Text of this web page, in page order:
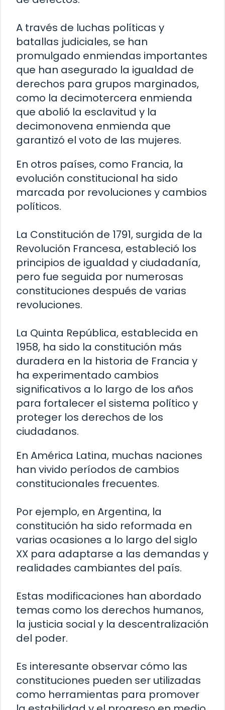
A través de luchas políticas y
batallas judiciales, se han
promulgado enmiendas importantes
que han asegurado la igualdad de
derechos para grupos marginados,
como la decimotercera enmienda
que abolió la esclavitud y la
decimonovena enmienda que
garantizó el voto de las mujeres.
En otros países, como Francia, la
evolución constitucional ha sido
marcada por revoluciones y cambios
políticos.
La Constitución de 1791, surgida de la
Revolución Francesa, estableció los
principios de igualdad y ciudadanía,
pero fue seguida por numerosas
constituciones después de varias
revoluciones.
La Quinta República, establecida en
1958, ha sido la constitución más
duradera en la historia de Francia y
ha experimentado cambios
significativos a lo largo de los años
para fortalecer el sistema político y
proteger los derechos de los
ciudadanos.
En América Latina, muchas naciones
han vivido períodos de cambios
constitucionales frecuentes.
Por ejemplo, en Argentina, la
constitución ha sido reformada en
varias ocasiones a lo largo del siglo
XX para adaptarse a las demandas y
realidades cambiantes del país.
Estas modificaciones han abordado
temas como los derechos humanos,
la justicia social y la descentralización
del poder.
Es interesante observar cómo las
constituciones pueden ser utilizadas
como herramientas para promover